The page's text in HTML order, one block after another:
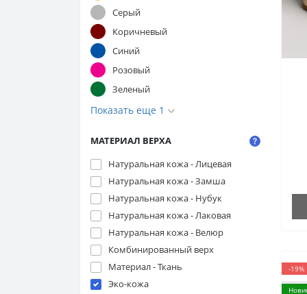
Серый
Коричневый
Синий
Розовый
Зеленый
Показать еще 1
МАТЕРИАЛ ВЕРХА
Натуральная кожа - Лицевая
Натуральная кожа - Замша
Натуральная кожа - Нубук
Натуральная кожа - Лаковая
Натуральная кожа - Велюр
Комбинированный верх
Материал - Ткань
Эко-кожа
-19%